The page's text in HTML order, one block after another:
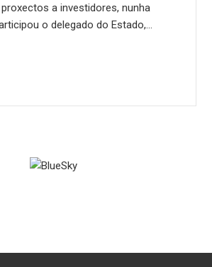
a investidores, nunha
o delegado do Estado,…